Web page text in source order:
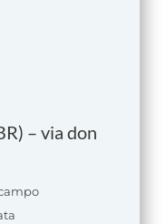
– via don